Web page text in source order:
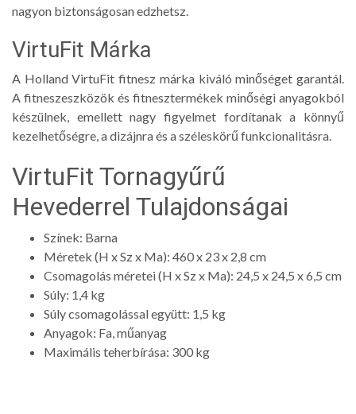
nagyon biztonságosan edzhetsz.
VirtuFit Márka
A Holland VirtuFit fitnesz márka kiváló minőséget garantál.
A fitneszeszközök és fitnesztermékek minőségi anyagokból
készülnek, emellett nagy figyelmet fordítanak a könnyű
kezelhetőségre, a dizájnra és a széleskörű funkcionalitásra.
VirtuFit Tornagyűrű
Hevederrel Tulajdonságai
Színek: Barna
Méretek (H x Sz x Ma): 460 x 23 x 2,8 cm
Csomagolás méretei (H x Sz x Ma): 24,5 x 24,5 x 6,5 cm
Súly: 1,4 kg
Súly csomagolással együtt: 1,5 kg
Anyagok: Fa, műanyag
Maximális teherbírása: 300 kg